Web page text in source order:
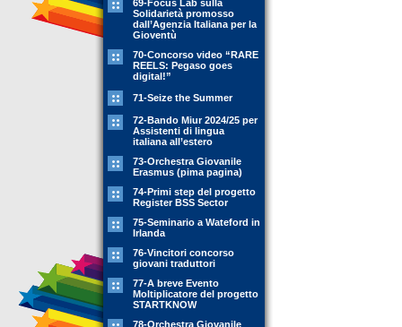
69-Focus Lab sulla
Solidarietà promosso
dall’Agenzia Italiana per la
Gioventù
70-Concorso video “RARE
REELS: Pegaso goes
digital!”
71-Seize the Summer
72-Bando Miur 2024/25 per
Assistenti di lingua
italiana all’estero
73-Orchestra Giovanile
Erasmus (pima pagina)
74-Primi step del progetto
Register BSS Sector
75-Seminario a Wateford in
Irlanda
76-Vincitori concorso
giovani traduttori
77-A breve Evento
Moltiplicatore del progetto
STARTKNOW
78-Orchestra Giovanile